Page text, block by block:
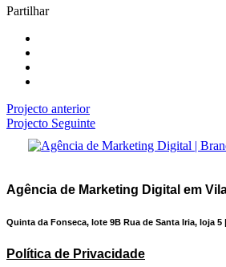
Partilhar
Projecto anterior
Projecto Seguinte
Agência de Marketing Digital em
Quinta da Fonseca, lote 9B Rua de Santa Iria, loja 5
Política de Privacidade